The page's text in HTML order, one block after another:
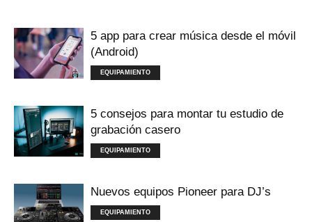
5 app para crear música desde el móvil
(Android)
EQUIPAMIENTO
5 consejos para montar tu estudio de
grabación casero
EQUIPAMIENTO
Nuevos equipos Pioneer para DJ’s
EQUIPAMIENTO